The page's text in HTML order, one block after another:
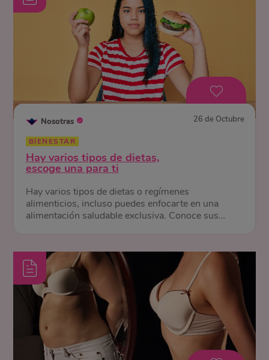
Nosotras 26 de Octubre
BIENESTAR
Hay varios tipos de dietas,
escoge una para ti
Hay varios tipos de dietas o regímenes
alimenticios, incluso puedes enfocarte en una
alimentación saludable exclusiva. Conoce sus